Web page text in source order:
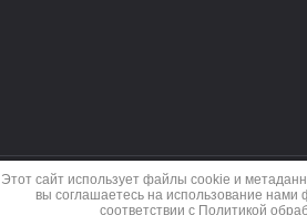
Этот сайт использует файлы cookie и
вы соглашаетесь на использование
соответствии с Политикой